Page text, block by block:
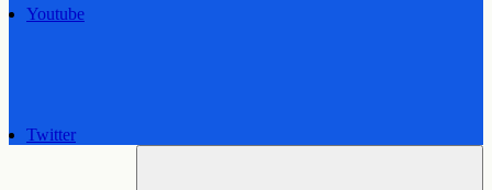
Youtube
Twitter